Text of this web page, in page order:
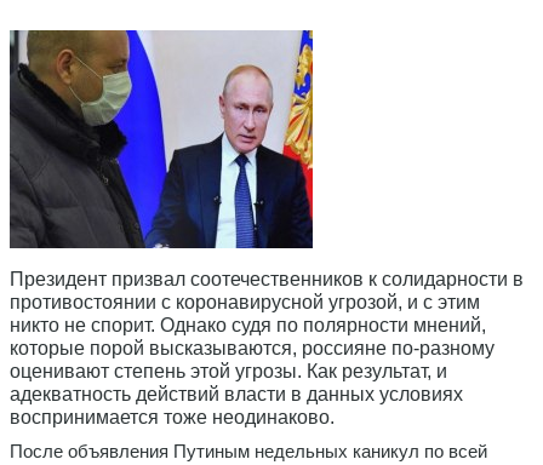
Президент призвал соотечественников к солидарности в
противостоянии с коронавирусной угрозой, и с этим
никто не спорит. Однако судя по полярности мнений,
которые порой высказываются, россияне по-разному
оценивают степень этой угрозы. Как результат, и
адекватность действий власти в данных условиях
воспринимается тоже неодинаково.
После объявления Путиным недельных каникул по всей